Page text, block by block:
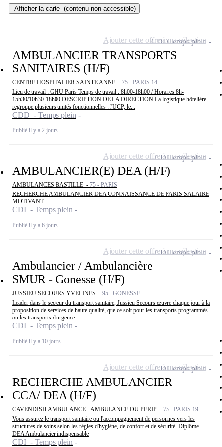
Afficher la carte (contenu non-accessible)
AMBULANCIER TRANSPORTS
SANITAIRES (H/F)
CENTRE HOSPITALIER SAINTE ANNE - 75 - PARIS 14
Lieu de travail : GHU Paris Temps de travail : 8h00-18h00 / Horaires 8h-
15h30/10h30-18h00 DESCRIPTION DE LA DIRECTION La logistique hôtelière
regroupe plusieurs unités fonctionnelles : l'UCP, le...
CDD - Temps plein
Publié il y a 2 jours
CDDTemps plein
Ajouter cette offre à ma sélection
AMBULANCIER(E) DEA (H/F)
AMBULANCES BASTILLE - 75 - PARIS
RECHERCHE AMBULANCIER DEA CONNAISSANCE DE PARIS SALAIRE
MOTIVANT
CDI - Temps plein
Publié il y a 6 jours
CDITemps plein
Ajouter cette offre à ma sélection
Ambulancier / Ambulancière
SMUR - Gonesse (H/F)
JUSSIEU SECOURS YVELINES - 95 - GONESSE
Leader dans le secteur du transport sanitaire, Jussieu Secours œuvre chaque jour à la
proposition de services de haute qualité, que ce soit pour les transports programmés
ou les transports d'urgence....
CDI - Temps plein
Publié il y a 10 jours
CDITemps plein
Ajouter cette offre à ma sélection
RECHERCHE AMBULANCIER
CCA/ DEA (H/F)
CAVENDISH AMBULANCE - AMBULANCE DU PERIP - 75 - PARIS 19
Vous assurez le transport sanitaire ou l'accompagnement de personnes vers les
structures de soins selon les règles d'hygiène, de confort et de sécurité. Diplôme
DEA Ambulancier indispensable
CDI - Temps plein
CDITemps plein
Ajouter cette offre à ma sélection